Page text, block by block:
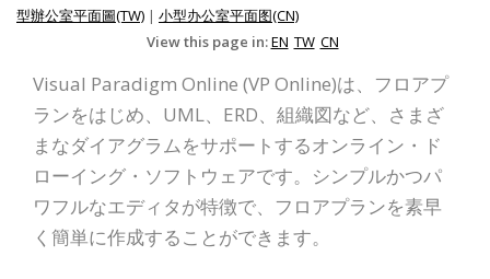
型辦公室平面圖(TW) | 小型办公室平面图(CN)
View this page in:EN TW CN
Visual Paradigm Online (VP Online)は、フロアプ
ランをはじめ、UML、ERD、組織図など、さまざ
まなダイアグラムをサポートするオンライン・ド
ローイング・ソフトウェアです。シンプルかつパ
ワフルなエディタが特徴で、フロアプランを素早
く簡単に作成することができます。